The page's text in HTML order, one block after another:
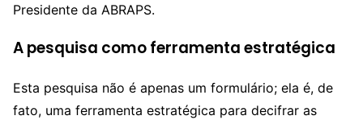
Presidente da ABRAPS.
A pesquisa como ferramenta estratégica
Esta pesquisa não é apenas um formulário; ela é, de
fato, uma ferramenta estratégica para decifrar as